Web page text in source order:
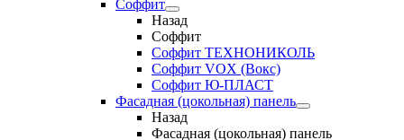
Соффит
Назад
Соффит
Соффит ТЕХНОНИКОЛЬ
Соффит VOX (Вокс)
Соффит Ю-ПЛАСТ
Фасадная (цокольная) панель
Назад
Фасадная (цокольная) панель